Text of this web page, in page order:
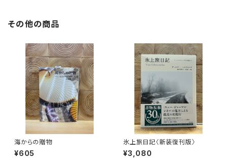
その他の商品
海からの贈物
¥605
氷上旅日記〈新装復刊版〉
¥3,080